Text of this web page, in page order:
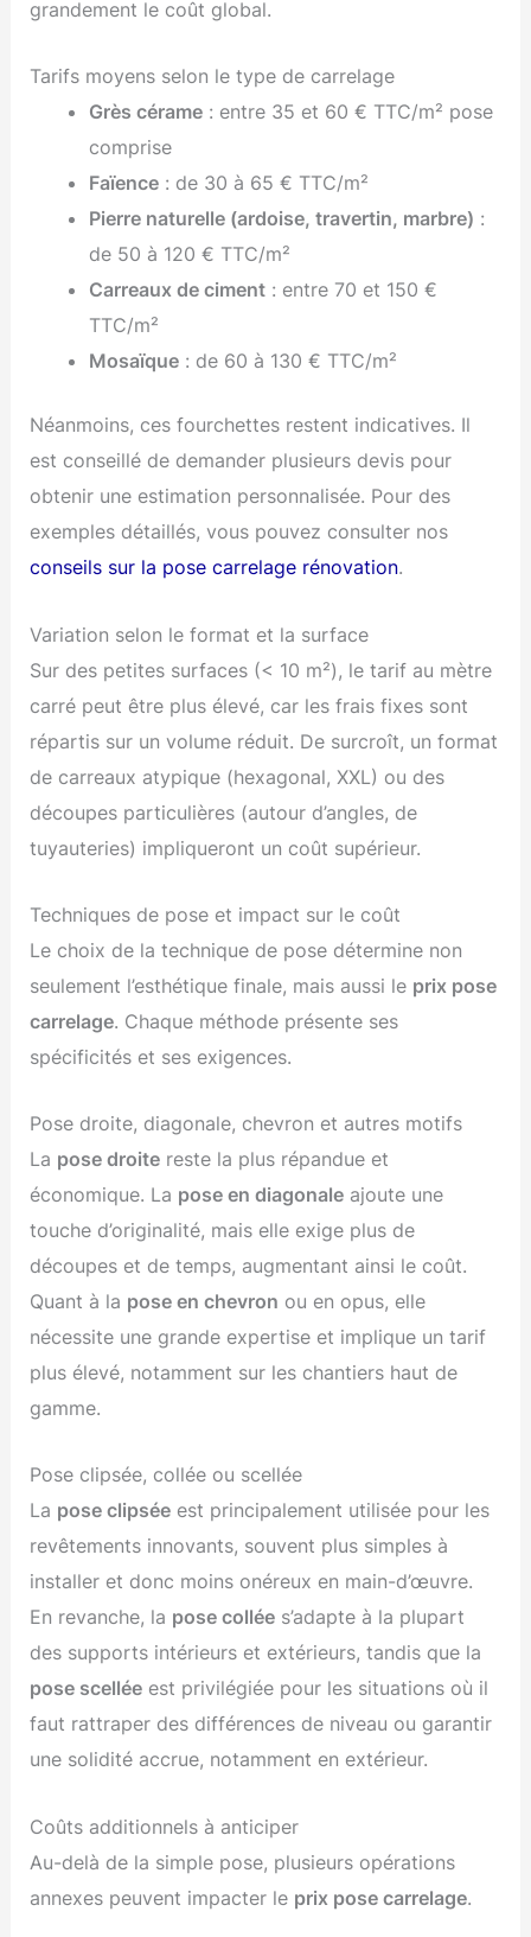
grandement le coût global.
Tarifs moyens selon le type de carrelage
Grès cérame: entre 35 et 60 € TTC/m² pose
comprise
Faïence: de 30 à 65 € TTC/m²
Pierre naturelle (ardoise, travertin, marbre) :
de 50 à 120 € TTC/m²
Carreaux de ciment: entre 70 et 150 €
TTC/m²
Mosaïque: de 60 à 130 € TTC/m²
Néanmoins, ces fourchettes restent indicatives. Il
est conseillé de demander plusieurs devis pour
obtenir une estimation personnalisée. Pour des
exemples détaillés, vous pouvez consulter nos
conseils sur la pose carrelage rénovation.
Variation selon le format et la surface
Sur des petites surfaces (< 10 m²), le tarif au mètre
carré peut être plus élevé, car les frais fixes sont
répartis sur un volume réduit. De surcroît, un format
de carreaux atypique (hexagonal, XXL) ou des
découpes particulières (autour d’angles, de
tuyauteries) impliqueront un coût supérieur.
Techniques de pose et impact sur le coût
Le choix de la technique de pose détermine non
seulement l’esthétique finale, mais aussi le prix pose
carrelage. Chaque méthode présente ses
spécificités et ses exigences.
Pose droite, diagonale, chevron et autres motifs
La pose droite reste la plus répandue et
économique. La pose en diagonale ajoute une
touche d’originalité, mais elle exige plus de
découpes et de temps, augmentant ainsi le coût.
Quant à la pose en chevron ou en opus, elle
nécessite une grande expertise et implique un tarif
plus élevé, notamment sur les chantiers haut de
gamme.
Pose clipsée, collée ou scellée
La pose clipsée est principalement utilisée pour les
revêtements innovants, souvent plus simples à
installer et donc moins onéreux en main-d’œuvre.
En revanche, la pose collée s’adapte à la plupart
des supports intérieurs et extérieurs, tandis que la
pose scellée est privilégiée pour les situations où il
faut rattraper des différences de niveau ou garantir
une solidité accrue, notamment en extérieur.
Coûts additionnels à anticiper
Au-delà de la simple pose, plusieurs opérations
annexes peuvent impacter le prix pose carrelage.